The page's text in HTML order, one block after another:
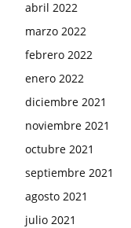
abril 2022
marzo 2022
febrero 2022
enero 2022
diciembre 2021
noviembre 2021
octubre 2021
septiembre 2021
agosto 2021
julio 2021